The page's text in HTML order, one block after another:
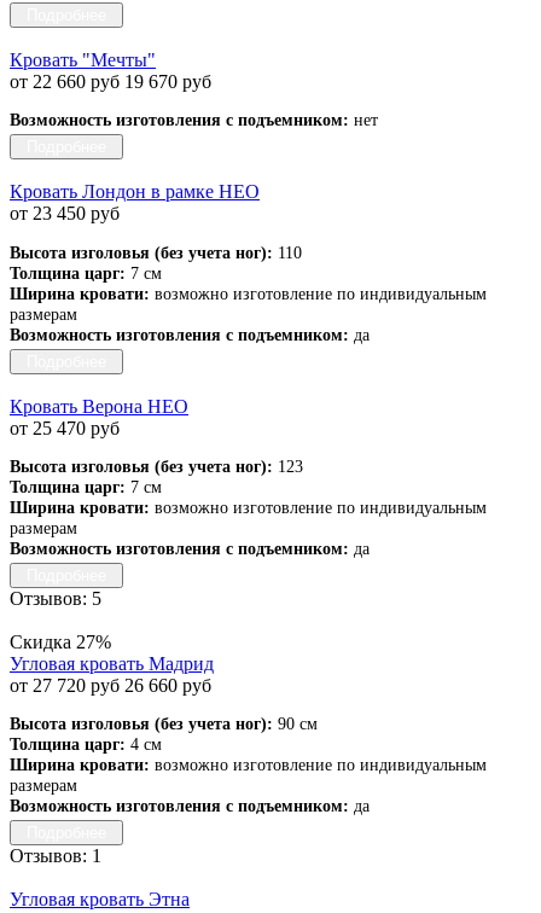
Кровать "Мечты"
от 22 660 руб 19 670 руб
Возможность изготовления с подъемником: нет
Кровать Лондон в рамке НЕО
от 23 450 руб
Высота изголовья (без учета ног): 110
Толщина царг: 7 см
Ширина кровати: возможно изготовление по индивидуальным
размерам
Возможность изготовления с подъемником: да
Кровать Верона НЕО
от 25 470 руб
Высота изголовья (без учета ног): 123
Толщина царг: 7 см
Ширина кровати: возможно изготовление по индивидуальным
размерам
Возможность изготовления с подъемником: да
Отзывов: 5
Скидка 27%
Угловая кровать Мадрид
от 27 720 руб 26 660 руб
Высота изголовья (без учета ног): 90 см
Толщина царг: 4 см
Ширина кровати: возможно изготовление по индивидуальным
размерам
Возможность изготовления с подъемником: да
Отзывов: 1
Угловая кровать Этна